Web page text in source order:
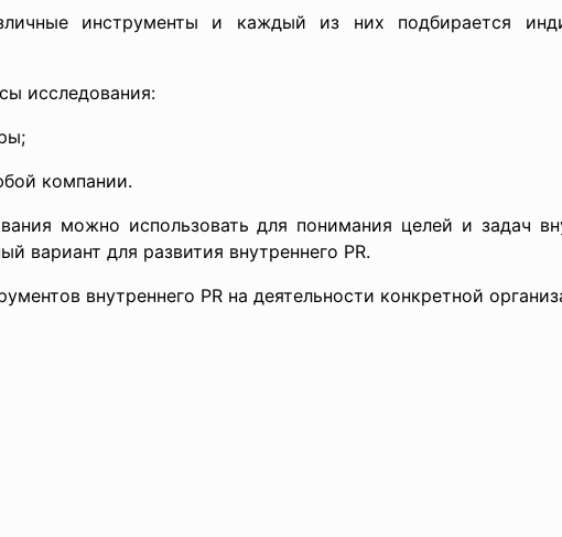
инструменты и каждый из них подбирается
исследования:
компании.
можно использовать для понимания целей и задач
вариант для развития внутреннего PR.
внутреннего PR на деятельности конкретной